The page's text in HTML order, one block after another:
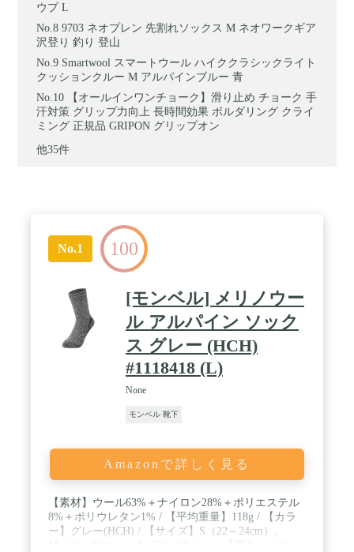
ウプ L
9703 ネオプレン 先割れソックス M ネオワークギア
沢登り 釣り 登山
Smartwool スマートウール ハイククラシックライト
クッションクルー M アルパインブルー 青
【オールインワンチョーク】滑り止め チョーク 手
汗対策 グリップ力向上 長時間効果 ボルダリング クライ
ミング 正規品 GRIPON グリップオン
他35件
No.1 100
[モンベル] メリノウー
ル アルパイン ソック
ス グレー (HCH)
#1118418 (L)
None
モンベル 靴下
Amazonで詳しく見る
【素材】ウール63%＋ナイロン28%＋ポリエステル
8%＋ポリウレタン1% / 【平均重量】118g / 【カラ
ー】グレー(HCH) / 【サイズ】S（22～24cm）、